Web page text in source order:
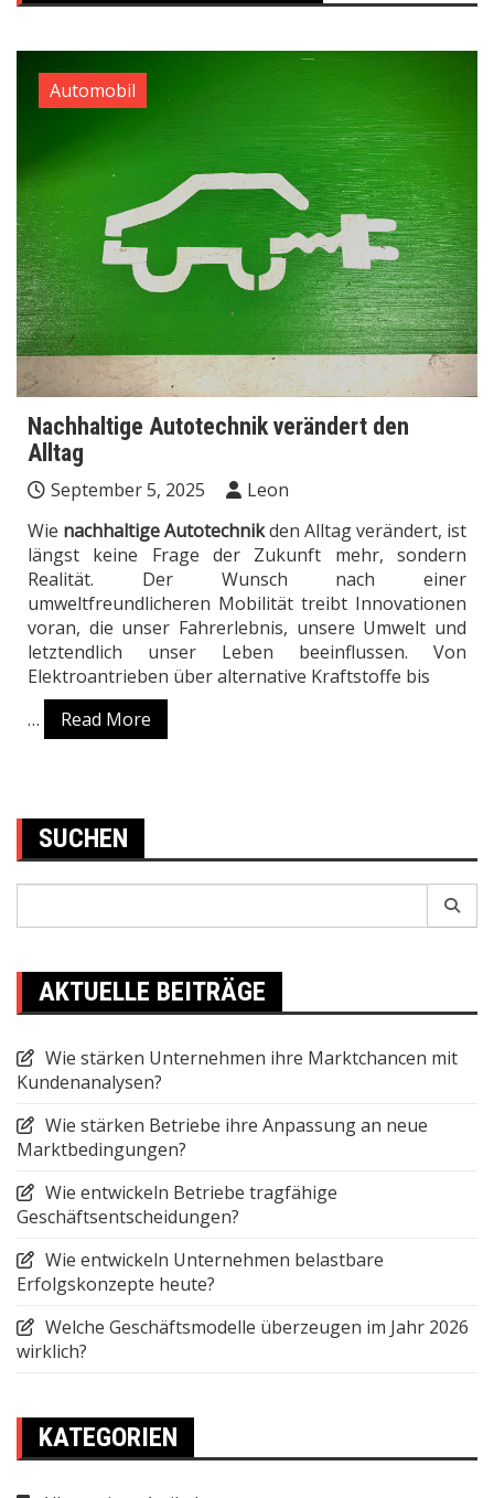
Automobil
Nachhaltige Autotechnik verändert den
Alltag
September 5, 2025
Leon
Wie nachhaltige Autotechnikden Alltag verändert, ist
längst keine Frage der Zukunft mehr, sondern
Realität. Der Wunsch nach einer
umweltfreundlicheren Mobilität treibt Innovationen
voran, die unser Fahrerlebnis, unsere Umwelt und
letztendlich unser Leben beeinflussen. Von
Elektroantrieben über alternative Kraftstoffe bis
…
Read More
SUCHEN
AKTUELLE BEITRÄGE
Wie stärken Unternehmen ihre Marktchancen mit
Kundenanalysen?
Wie stärken Betriebe ihre Anpassung an neue
Marktbedingungen?
Wie entwickeln Betriebe tragfähige
Geschäftsentscheidungen?
Wie entwickeln Unternehmen belastbare
Erfolgskonzepte heute?
Welche Geschäftsmodelle überzeugen im Jahr 2026
wirklich?
KATEGORIEN